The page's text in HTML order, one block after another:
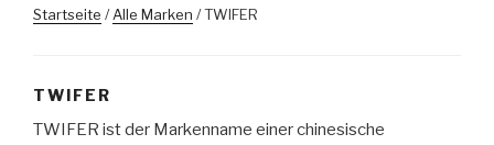
Startseite /Alle Marken / TWIFER
TWIFER
TWIFER ist der Markenname einer chinesische